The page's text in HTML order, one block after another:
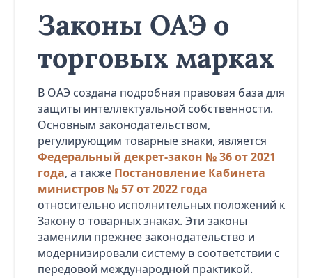
Законы ОАЭ о
торговых марках
В ОАЭ создана подробная правовая база для
защиты интеллектуальной собственности.
Основным законодательством,
регулирующим товарные знаки, является
Федеральный декрет-закон № 36 от 2021
года, а также Постановление Кабинета
министров № 57 от 2022 года
относительно исполнительных положений к
Закону о товарных знаках. Эти законы
заменили прежнее законодательство и
модернизировали систему в соответствии с
передовой международной практикой.